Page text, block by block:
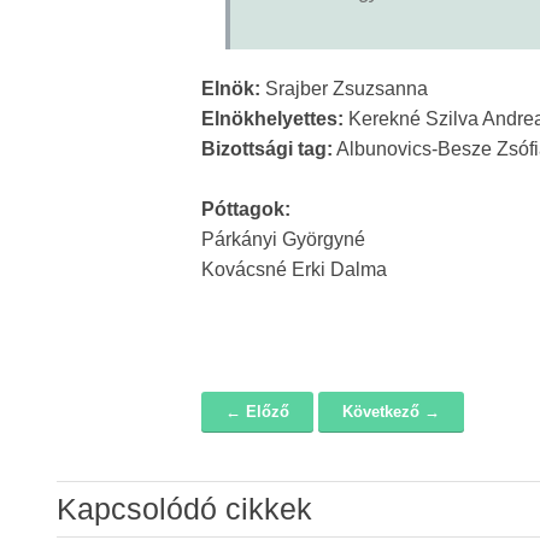
Elnök: Srajber Zsuzsanna
Elnökhelyettes: Kerekné Szilva
Bizottsági tag: Albunovics-Besze
Póttagok:
Párkányi Györgyné
Kovácsné Erki Dalma
← Előző Következő →
Kapcsolódó cikkek